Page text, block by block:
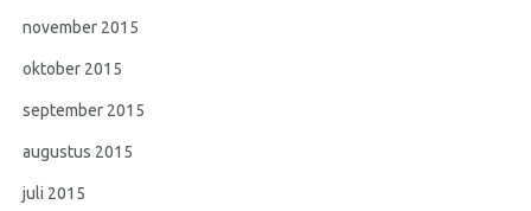
november 2015
oktober 2015
september 2015
augustus 2015
juli 2015